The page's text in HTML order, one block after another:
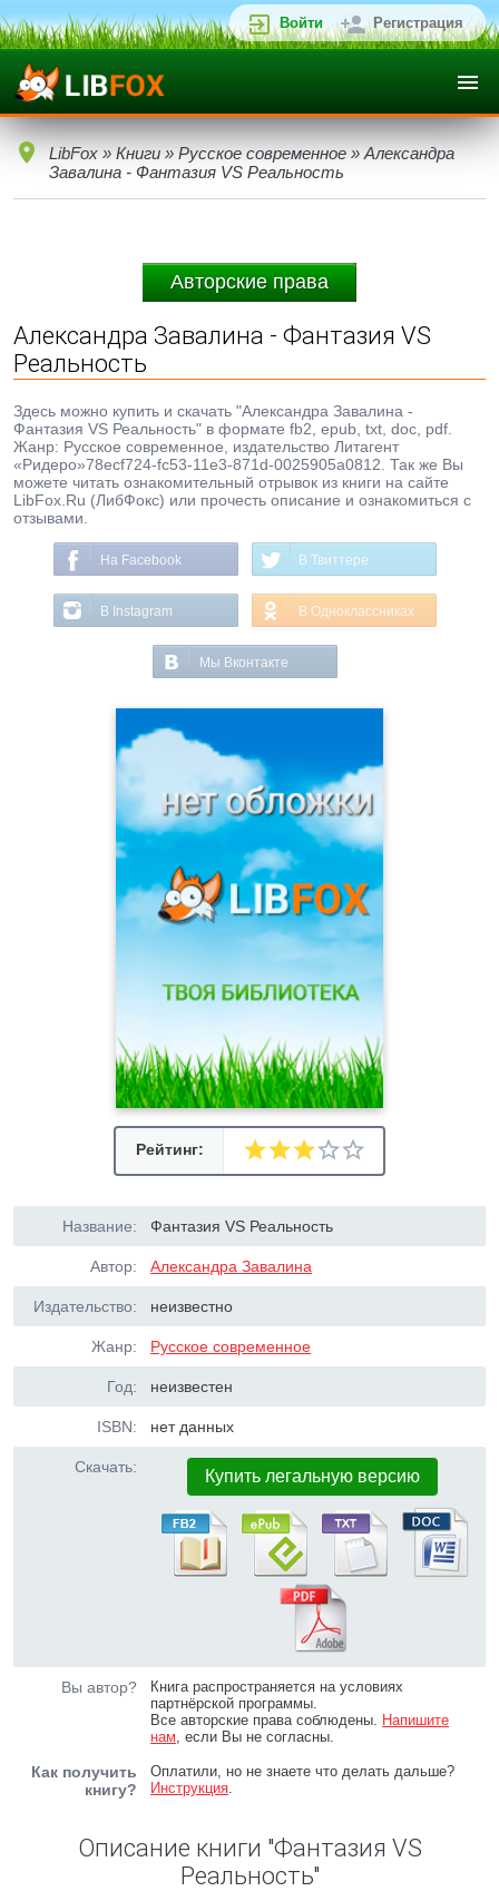
Войти Регистрация
LibFox » Книги » Русское современное » Александра
Завалина - Фантазия VS Реальность
Авторские права
Александра Завалина - Фантазия VS
Реальность
Здесь можно купить и скачать "Александра Завалина -
Фантазия VS Реальность" в формате fb2, epub, txt, doc, pdf.
Жанр: Русское современное, издательство Литагент
«Ридеро»78ecf724-fc53-11e3-871d-0025905a0812. Так же Вы
можете читать ознакомительный отрывок из книги на сайте
LibFox.Ru (ЛибФокс) или прочесть описание и ознакомиться с
отзывами.
На Facebook В Твиттере
В Instagram В Одноклассниках
Мы Вконтакте
Рейтинг:
Название: Фантазия VS Реальность
Автор: Александра Завалина
Издательство: неизвестно
Жанр: Русское современное
Год: неизвестен
ISBN: нет данных
Скачать: Купить легальную версию
Вы автор?
Книга распространяется на условиях
партнёрской программы.
Все авторские права соблюдены. Напишите
нам, если Вы не согласны.
Как получить
книгу?
Оплатили, но не знаете что делать дальше?
Инструкция.
Описание книги "Фантазия VS
Реальность"